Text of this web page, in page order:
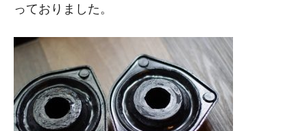
っておりました。